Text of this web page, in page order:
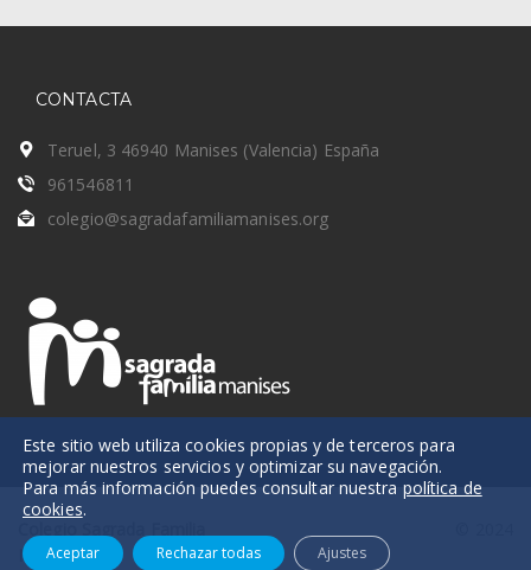
CONTACTA
Teruel, 3 46940 Manises (Valencia) España
961546811
colegio@sagradafamiliamanises.org
Manises
Este sitio web utiliza cookies propias y de terceros para
mejorar nuestros servicios y optimizar su navegación.
Para más información puedes consultar nuestra política de
cookies.
Aceptar Rechazar todas Ajustes